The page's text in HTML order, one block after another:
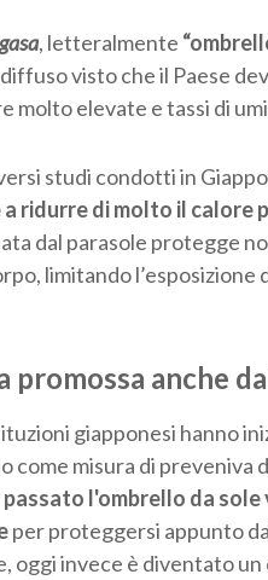
, letteralmente
visto che il Paese
molto elevate e tassi di
studi condotti in
ridurre di molto il calore
dal parasole protegge
limitando
promossa anche
giapponesi hanno
come misura di preveniva
passato l'ombrello da
per proteggersi appunto
oggi invece è diventato